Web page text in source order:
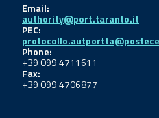
Email:
authority@port.taranto.it
PEC:
Phone:
+39 099 4711611
Fax:
+39 099 4706877